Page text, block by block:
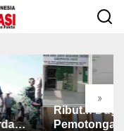
»
Dana